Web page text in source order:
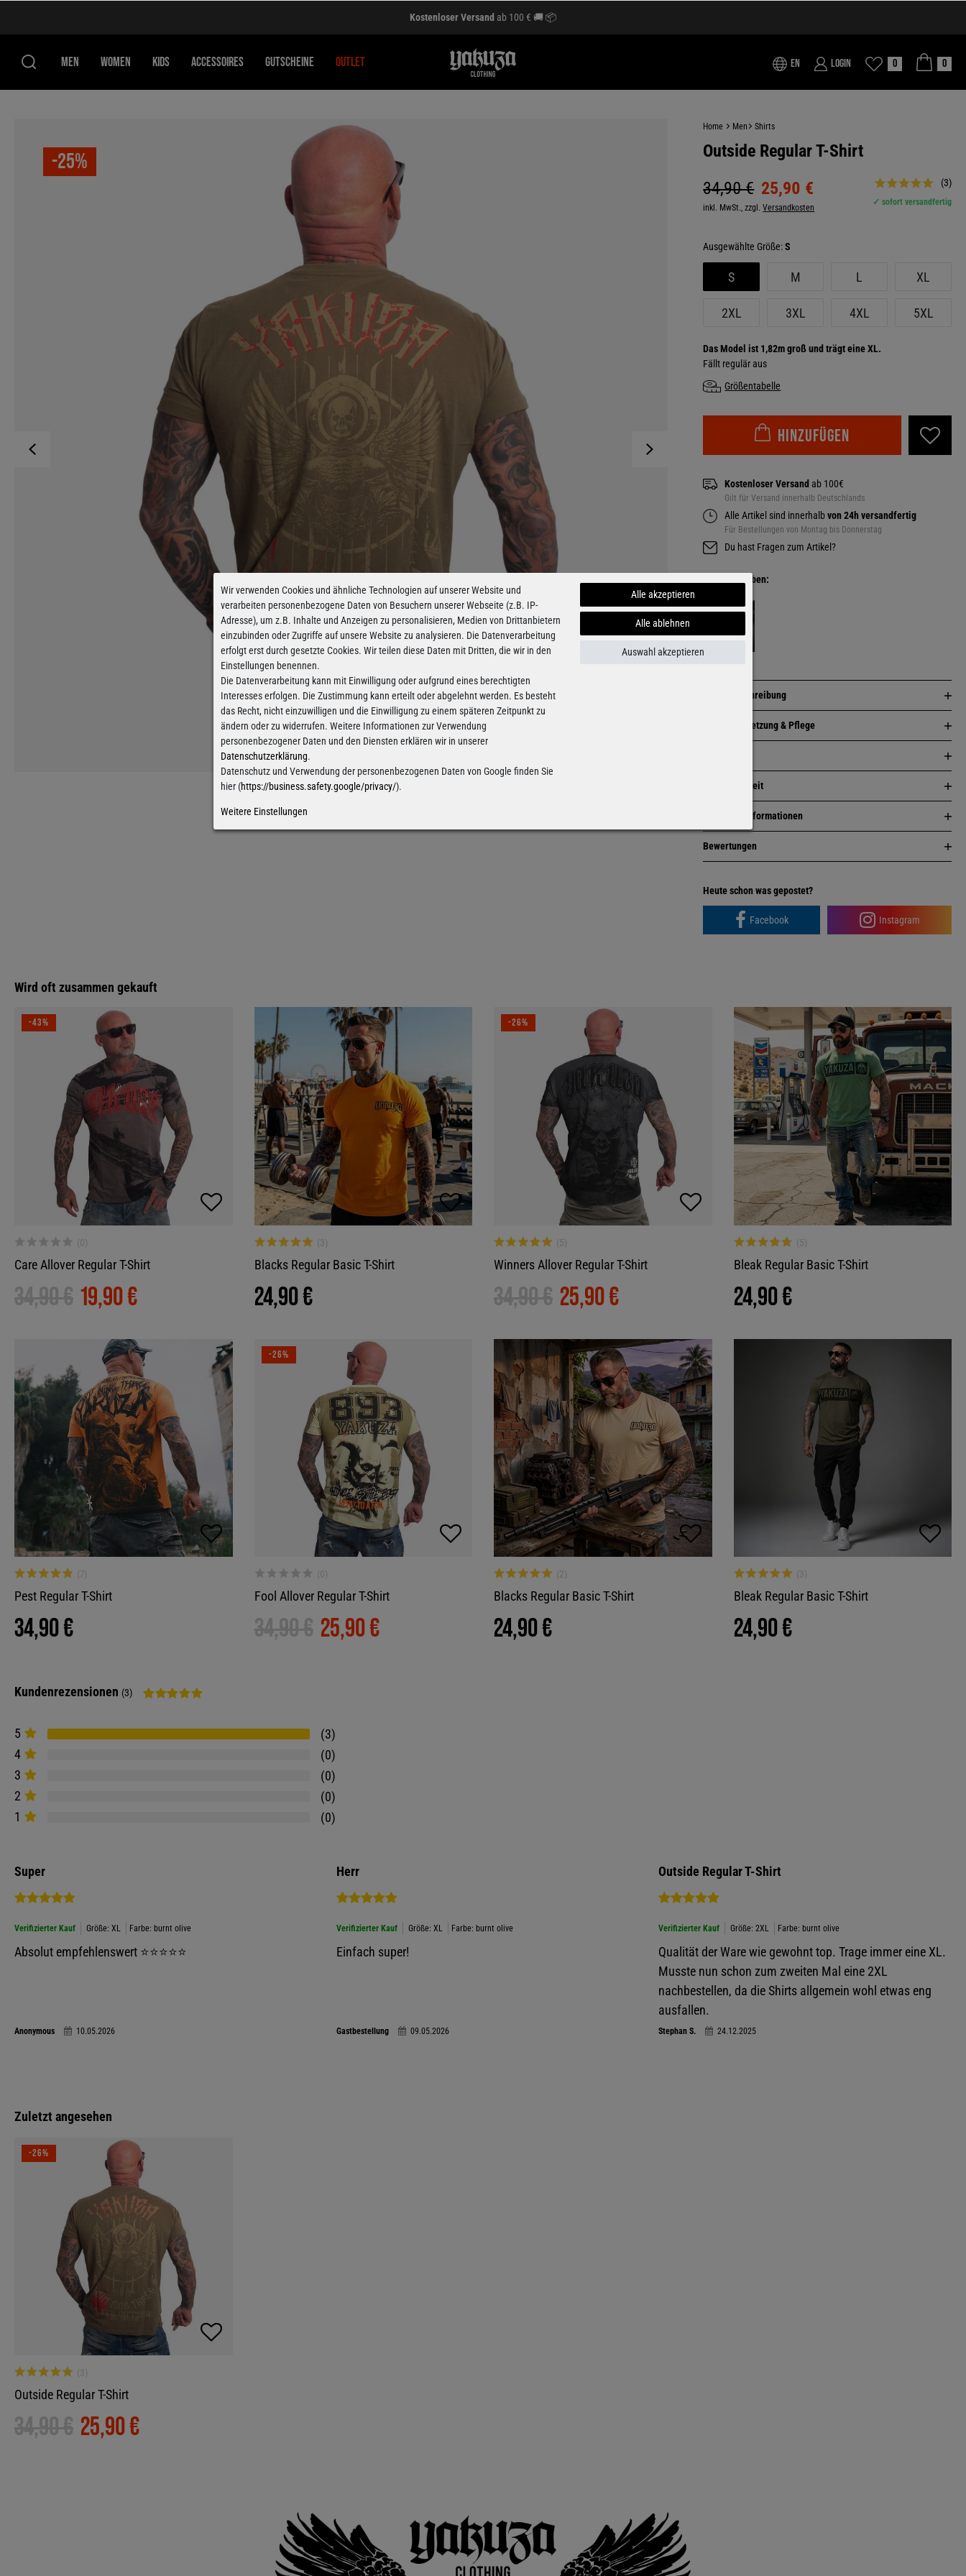
Kostenloser Versand ab 100 € 🚚 📦
MEN WOMEN KIDS ACCESSOIRES GUTSCHEINE OUTLET EN Login 0 0
-25%
Home Men Shirts
Outside Regular T-Shirt
34,90 € 25,90 €
inkl. MwSt., zzgl.Versandkosten
(3)
✓ sofort versandfertig
Größe:S
S M L XL
2XL 3XL 4XL 5XL
Das Model ist 1,82m groß und trägt eine XL.
Fällt regulär aus
Größentabelle
Hinzufügen
Kostenloser Versand ab 100€
Gilt für Versand innerhalb Deutschlands
Alle Artikel sind innerhalbvon 24h versandfertig
Für Bestellungen von Montag bis Donnerstag
Du hast Fragen zum Artikel?
Weitere Farben:
Artikelbeschreibung
Zusammensetzung & Pflege
Nachhaltigkeit
Herstellerinformationen
Bewertungen
Facebook Instagram
Wird oft zusammen gekauft
-43%
Care Allover Regular T-Shirt
34,90 € 19,90 €
Blacks Regular Basic T-Shirt
24,90 €
-26%
Winners Allover Regular T-Shirt
34,90 € 25,90 €
Bleak Regular Basic T-Shirt
24,90 €
Pest Regular T-Shirt
34,90 €
-26%
Fool Allover Regular T-Shirt
34,90 € 25,90 €
Blacks Regular Basic T-Shirt
24,90 €
Bleak Regular Basic T-Shirt
24,90 €
Kundenrezensionen (3)
5
3
4
0
3
0
2
0
1
0
Super
Verifizierter Kauf Größe: XL Farbe: burnt olive
Absolut empfehlenswert ⭐️⭐️⭐️⭐️⭐️
Anonymous 10.05.2026
Herr
Verifizierter Kauf Größe: XL Farbe: burnt olive
Einfach super!
Gastbestellung 09.05.2026
Outside Regular T-Shirt
Verifizierter Kauf Größe: 2XL Farbe: burnt olive
Qualität der Ware wie gewohnt top. Trage immer eine XL.
Musste nun schon zum zweiten Mal eine 2XL
nachbestellen, da die Shirts allgemein wohl etwas eng
ausfallen.
Stephan S. 24.12.2025
Zuletzt angesehen
-26%
Outside Regular T-Shirt
34,90 € 25,90 €
Wir verwenden Cookies und ähnliche Technologien auf unserer Website und
verarbeiten personenbezogene Daten von Besuchern unserer Webseite (z.B. IP-
Adresse), um z.B. Inhalte und Anzeigen zu personalisieren, Medien von Drittanbietern
einzubinden oder Zugriffe auf unsere Website zu analysieren. Die Datenverarbeitung
erfolgt erst durch gesetzte Cookies. Wir teilen diese Daten mit Dritten, die wir in den
Einstellungen benennen.
Die Datenverarbeitung kann mit Einwilligung oder aufgrund eines berechtigten
Interesses erfolgen. Die Zustimmung kann erteilt oder abgelehnt werden. Es besteht
das Recht, nicht einzuwilligen und die Einwilligung zu einem späteren Zeitpunkt zu
ändern oder zu widerrufen. Weitere Informationen zur Verwendung
personenbezogener Daten und den Diensten erklären wir in unserer
Datenschutzerklärung.
Datenschutz und Verwendung der personenbezogenen Daten von Google finden Sie
hier (https://business.safety.google/privacy/).
Weitere Einstellungen
Alle akzeptieren
Alle ablehnen
Auswahl akzeptieren